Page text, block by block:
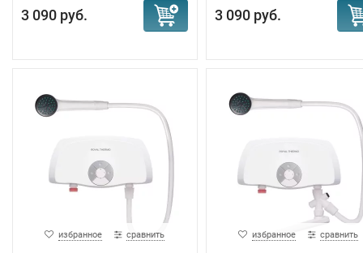
3 090 руб. 3 090 руб.
избранное сравнить избранное сравнить